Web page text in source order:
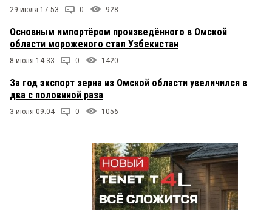
29 июля 17:53 0 928
Основным импортёром произведённого в Омской
области мороженого стал Узбекистан
8 июля 14:33 0 1420
За год экспорт зерна из Омской области увеличился в
два с половиной раза
3 июля 09:04 0 1056